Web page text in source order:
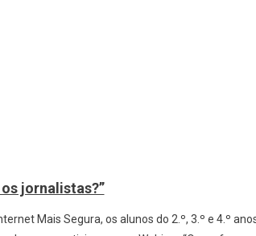
jornalistas?”
Mais Segura, os alunos do 2.º, 3.º e 4.º